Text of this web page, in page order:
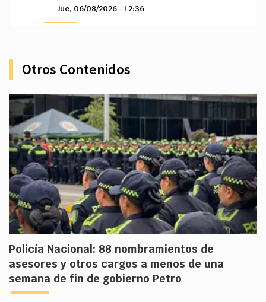
Jue, 06/08/2026 - 12:36
Otros Contenidos
Policía Nacional: 88 nombramientos de
asesores y otros cargos a menos de una
semana de fin de gobierno Petro